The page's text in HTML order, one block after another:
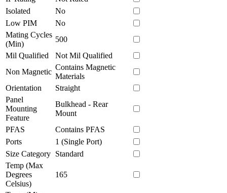
Isolated
No
Low PIM
No
Mating Cycles
(Min)
500
Mil Qualified
Not Mil Qualified
Non Magnetic
Contains Magnetic
Materials
Orientation
Straight
Panel
Mounting
Feature
Bulkhead - Rear
Mount
PFAS
Contains PFAS
Ports
1 (Single Port)
Size Category Standard
Temp (Max
Degrees
Celsius)
165